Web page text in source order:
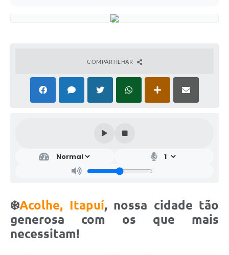
COMPARTILHAR
❄️Acolhe, Itapuí, nossa cidade tão
generosa com os que mais
necessitam!